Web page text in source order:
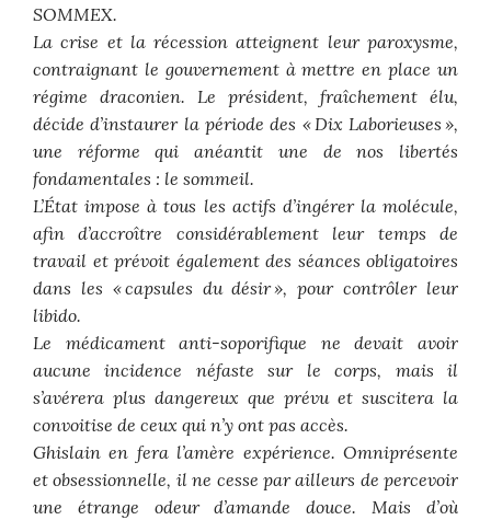
SOMMEX.
La crise et la récession atteignent leur paroxysme,
contraignant le gouvernement à mettre en place un
régime draconien. Le président, fraîchement élu,
décide d’instaurer la période des « Dix Laborieuses »,
une réforme qui anéantit une de nos libertés
fondamentales : le sommeil.
L’État impose à tous les actifs d’ingérer la molécule,
afin d’accroître considérablement leur temps de
travail et prévoit également des séances obligatoires
dans les « capsules du désir », pour contrôler leur
libido.
Le médicament anti-soporifique ne devait avoir
aucune incidence néfaste sur le corps, mais il
s’avérera plus dangereux que prévu et suscitera la
convoitise de ceux qui n’y ont pas accès.
Ghislain en fera l’amère expérience. Omniprésente
et obsessionnelle, il ne cesse par ailleurs de percevoir
une étrange odeur d’amande douce. Mais d’où